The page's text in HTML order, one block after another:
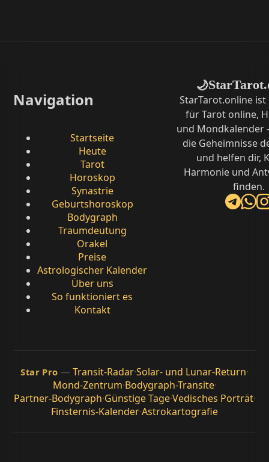
Navigation
Startseite
Heute
Tarot
Horoskop
Synastrie
Geburtshoroskop
Bodygraph
Traumdeutung
Orakel
Preise
Astrologischer Kalender
Über uns
So funktioniert es
Kontakt
🌙
StarTarot.online
für Tarot online,
und Mondkalender
die Geheimnisse
und helfen dir,
Harmonie und
finden.
Star Pro — Transit-Radar·Solar- und Lunar-Return·
Mond-Zentrum·Bodygraph-Transite·
Partner-Bodygraph·Günstige Tage·Vedisches Porträt·
Finsternis-Kalender·Astrokartografie